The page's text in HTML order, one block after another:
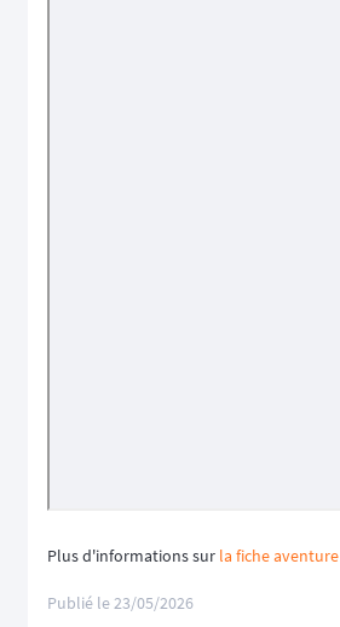
Plus d'informations sur la fiche aventure
Publié le 23/05/2026